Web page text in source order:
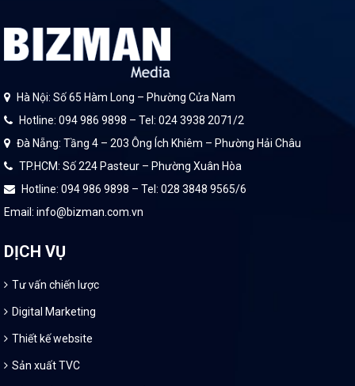
Hà Nội: Số 65 Hàm Long – Phường Cửa Nam
Hotline: 094 986 9898 – Tel: 024 3938 2071/2
Đà Nẵng: Tầng 4 – 203 Ông Ích Khiêm – Phường Hải Châu
TP.HCM: Số 224 Pasteur – Phường Xuân Hòa
Hotline: 094 986 9898 – Tel: 028 3848 9565/6
Email: info@bizman.com.vn
DỊCH VỤ
Tư vấn chiến lược
Digital Marketing
Thiết kế website
Sản xuất TVC